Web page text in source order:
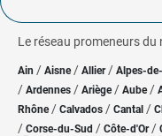
Le réseau promeneurs du
Ain / Aisne/ Allier/ Alpes-
/ Ardennes / Ariège/ Aube/
Rhône/ Calvados / Cantal /
/ Corse-du-Sud / Côte-d'Or /